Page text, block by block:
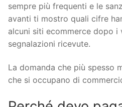
sempre più frequenti e le
avanti ti mostro quali cifre
alcuni siti ecommerce dopo i
segnalazioni ricevute.
La domanda che più spesso
che si occupano di